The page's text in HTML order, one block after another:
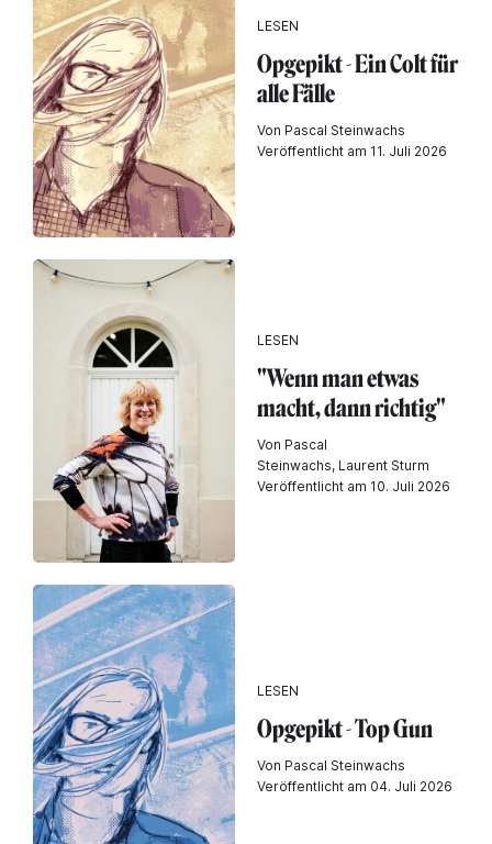
LESEN
Opgepikt - Ein Colt für
alle Fälle
Von Pascal Steinwachs
Veröffentlicht am 11. Juli 2026
LESEN
"Wenn man etwas
macht, dann richtig"
Von Pascal
Steinwachs, Laurent Sturm
Veröffentlicht am 10. Juli 2026
LESEN
Opgepikt - Top Gun
Von Pascal Steinwachs
Veröffentlicht am 04. Juli 2026